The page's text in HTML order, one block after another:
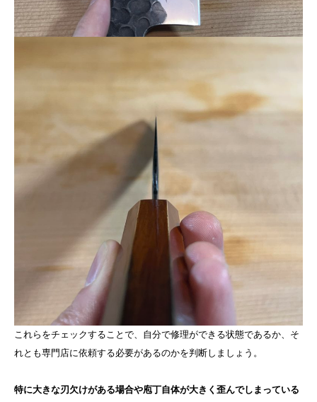
これらをチェックすることで、自分で修理ができる状態であるか、そ
れとも専門店に依頼する必要があるのかを判断しましょう。
特に大きな刃欠けがある場合や庖丁自体が大きく歪んでしまっている